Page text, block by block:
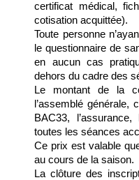
certificat médical,
cotisation acquittée).
Toute personne
le questionnaire de
en aucun cas
dehors du cadre des
Le montant de la
l’assemblé générale,
BAC33,
toutes les séances
Ce prix est valable
au cours de la saison.
La clôture des